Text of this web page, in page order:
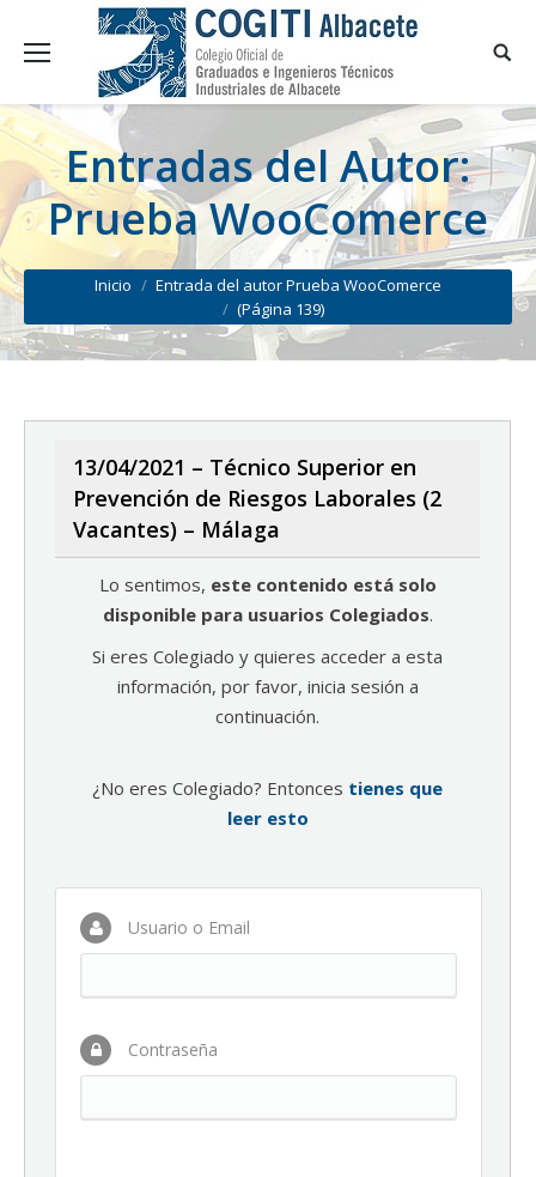
Entradas del Autor:
Prueba WooComerce
You are here:
Inicio
Entrada del autor Prueba WooComerce
(Página 139)
13/04/2021 – Técnico Superior en
Prevención de Riesgos Laborales (2
Vacantes) – Málaga
Lo sentimos, este contenido está solo
disponible para usuarios Colegiados.
Si eres Colegiado y quieres acceder a esta
información, por favor, inicia sesión a
continuación.
¿No eres Colegiado? Entonces tienes que
leer esto
Usuario o Email
Contraseña